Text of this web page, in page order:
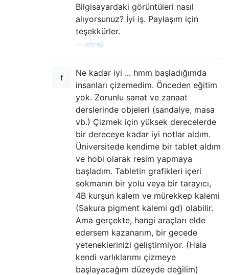
Bilgisayardaki görüntüleri nasıl
alıyorsunuz? İyi iş. Paylaşım için
teşekkürler.
johnny
Ne kadar iyi ... hmm başladığımda
insanları çizemedim. Önceden eğitim
yok. Zorunlu sanat ve zanaat
derslerinde objeleri (sandalye, masa
vb.) Çizmek için yüksek derecelerde
bir dereceye kadar iyi notlar aldım.
Üniversitede kendime bir tablet aldım
ve hobi olarak resim yapmaya
başladım. Tabletin grafikleri içeri
sokmanın bir yolu veya bir tarayıcı,
4B kurşun kalem ve mürekkep kalemi
(Sakura pigment kalemi gd) olabilir.
Ama gerçekte, hangi araçları elde
edersem kazanarım, bir gecede
yeteneklerinizi geliştirmiyor. (Hala
kendi varlıklarımı çizmeye
başlayacağım düzeyde değilim)